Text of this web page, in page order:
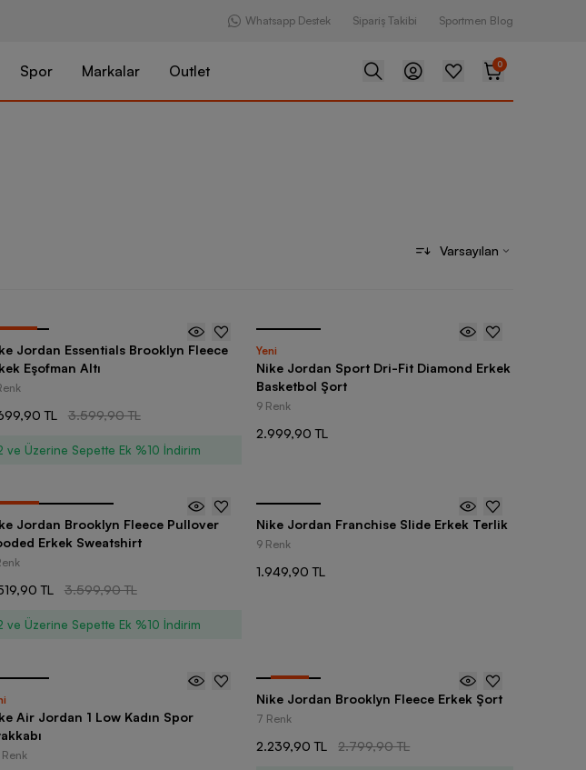
Whatsapp Destek Sipariş Takibi Sportmen Blog
Spor Markalar Outlet 0
Varsayılan
Jordan Essentials Brooklyn Fleece
Eşofman Altı
TL 3.599,90 TL
ve Üzerine Sepette Ek %10 İndirim
Yeni
Nike Jordan Sport Dri-Fit Diamond Erkek
Basketbol Şort
9 Renk
2.999,90 TL
Jordan Brooklyn Fleece Pullover
Erkek Sweatshirt
TL 3.599,90 TL
ve Üzerine Sepette Ek %10 İndirim
Nike Jordan Franchise Slide Erkek Terlik
9 Renk
1.949,90 TL
Air Jordan 1 Low Kadın Spor
Nike Jordan Brooklyn Fleece Erkek Şort
7 Renk
2.239,90 TL 2.799,90 TL